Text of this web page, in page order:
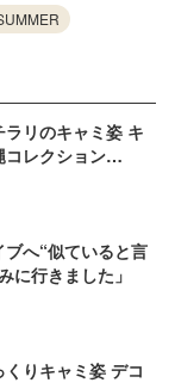
ラリのキャミ姿 キ
コレクション
へ“似ていると言
に行きました」
くりキャミ姿 デコ